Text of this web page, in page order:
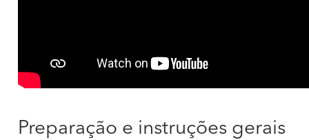
Preparação e instruções gerais